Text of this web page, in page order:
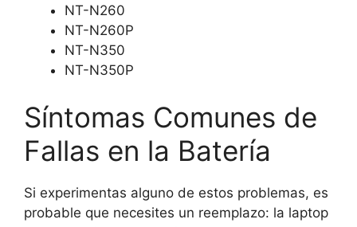
NT-N260
NT-N260P
NT-N350
NT-N350P
Síntomas Comunes de
Fallas en la Batería
Si experimentas alguno de estos problemas, es
probable que necesites un reemplazo: la laptop